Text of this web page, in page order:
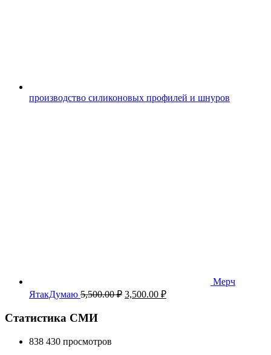
производство силиконовых профилей и шнуров
Мерч
ЯтакДумаю 5,500.00₽ Первоначальная
3,500.00 ₽Текущая
Статистика СМИ
838 430 просмотров